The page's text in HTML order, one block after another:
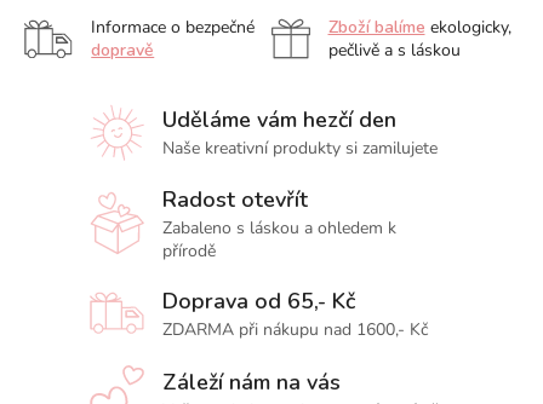
Informace o bezpečné
dopravě
Zboží balíme ekologicky,
pečlivě a s láskou
Uděláme vám hezčí den
Naše kreativní produkty si zamilujete
Radost otevřít
Zabaleno s láskou a ohledem k
přírodě
Doprava od 65,- Kč
ZDARMA při nákupu nad 1600,- Kč
Záleží nám na vás